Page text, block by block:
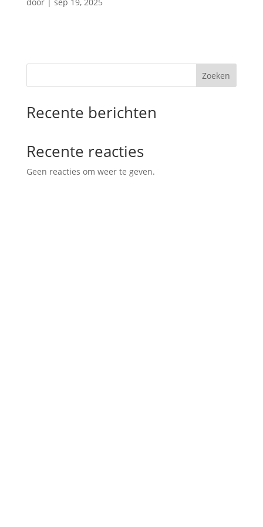
Zoeken
Recente berichten
Recente reacties
Geen reacties om weer te geven.